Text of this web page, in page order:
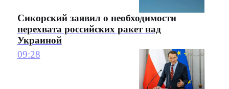
Сикорский заявил о необходимости
перехвата российских ракет над
Украиной
09:28